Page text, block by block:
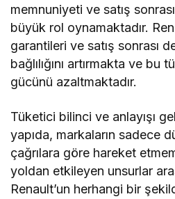
memnuniyeti ve satış
büyük rol oynamaktadır.
garantileri ve satış sonrası
bağlılığını artırmakta ve bu
gücünü azaltmaktadır.
Tüketici bilinci ve anlayışı
yapıda, markaların sadece
çağrılara göre hareket
yoldan etkileyen unsurlar
Renault’un herhangi bir